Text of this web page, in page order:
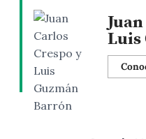
Luis